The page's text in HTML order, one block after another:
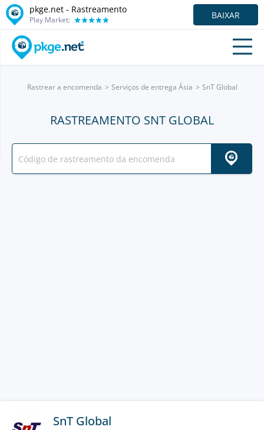
pkge.net - Rastreamento
Play Market: BAIXAR
Rastrear a encomenda Serviços de entrega Ásia SnT Global
RASTREAMENTO SNT GLOBAL
SnT Global